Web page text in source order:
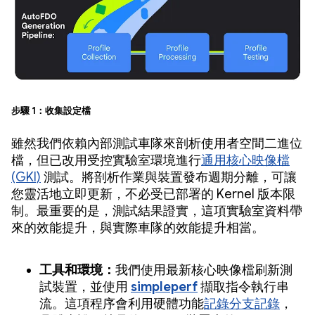
步驟 1：收集設定檔
雖然我們依賴內部測試車隊來剖析使用者空間二進位
檔，但已改用受控實驗室環境進行通用核心映像檔
(GKI) 測試。將剖析作業與裝置發布週期分離，可讓
您靈活地立即更新，不必受已部署的 Kernel 版本限
制。最重要的是，測試結果證實，這項實驗室資料帶
來的效能提升，與實際車隊的效能提升相當。
工具和環境： 我們使用最新核心映像檔刷新測
試裝置，並使用 simpleperf擷取指令執行串
流。這項程序會利用硬體功能記錄分支記錄 ，